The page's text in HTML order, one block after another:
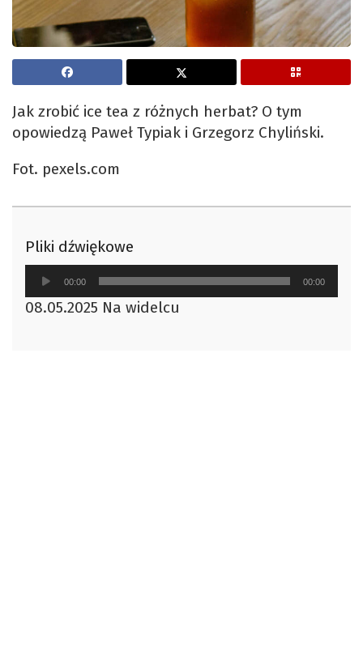
Jak zrobić ice tea z różnych herbat? O tym
opowiedzą Paweł Typiak i Grzegorz Chyliński.
Fot. pexels.com
Pliki dźwiękowe
Odtwarzacz
plików
dźwiękowych
00:00 00:00
08.05.2025 Na widelcu